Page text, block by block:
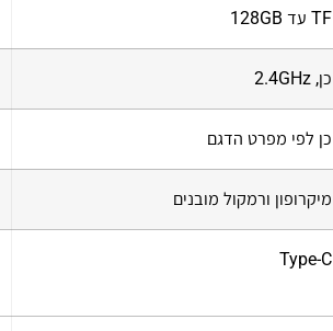
TF עד 128GB
כן, 2.4GHz
כן לפי מפרט הדגם
מיקרופון ורמקול מובנים
Type-C